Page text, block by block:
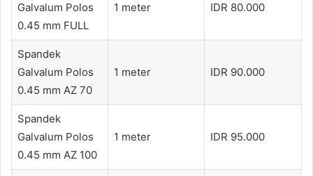
Galvalum Polos
0.45 mm FULL
1 meter IDR 80.000
Spandek
Galvalum Polos
0.45 mm AZ 70
1 meter IDR 90.000
Spandek
Galvalum Polos
0.45 mm AZ 100
1 meter IDR 95.000